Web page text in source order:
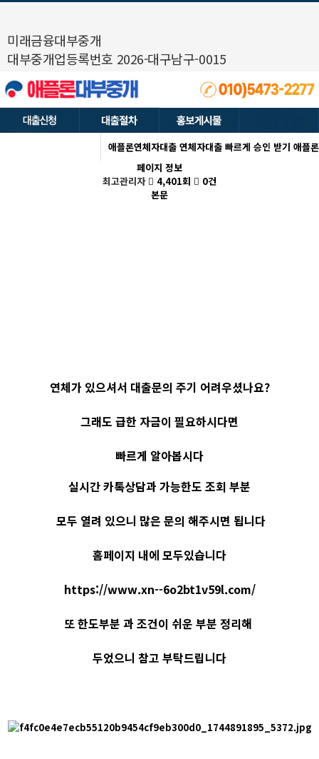
미래금융대부중개
대부중개업등록번호 2026-대구남구-0015
애플론연체자대출 연체자대출 빠르게 승인 받기 애플론
페이지 정보
최고관리자
4,401회
0건
본문
연체가 있으셔서 대출문의 주기 어려우셨나요?
그래도 급한 자금이 필요하시다면
빠르게 알아봅시다
실시간 카톡상담과 가능한도 조회 부분
모두 열려 있으니 많은 문의 해주시면 됩니다
홈페이지 내에 모두있습니다
https://www.xn--6o2bt1v59l.com/
또 한도부분 과 조건이 쉬운 부분 정리해
두었으니 참고 부탁드립니다